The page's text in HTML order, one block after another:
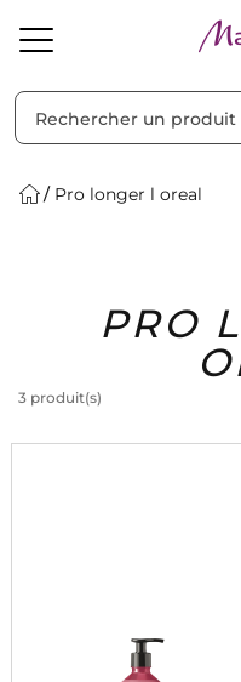
Solaire Homme
Pro longer l oreal
PRO
3 produit(s)